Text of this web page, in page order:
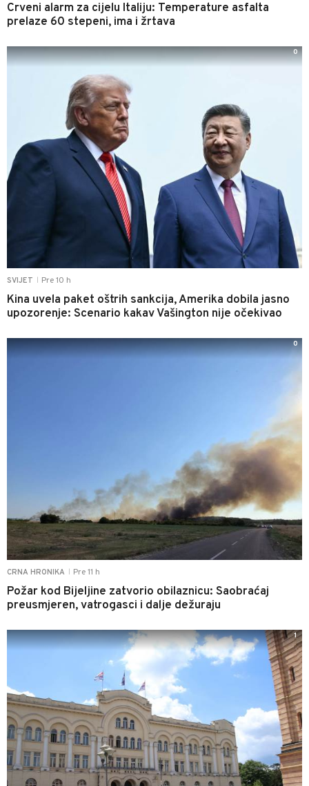
Crveni alarm za cijelu Italiju: Temperature asfalta
prelaze 60 stepeni, ima i žrtava
SVIJET Pre 10 h
Kina uvela paket oštrih sankcija, Amerika dobila jasno
upozorenje: Scenario kakav Vašington nije očekivao
0
CRNA HRONIKA Pre 11 h
Požar kod Bijeljine zatvorio obilaznicu: Saobraćaj
preusmjeren, vatrogasci i dalje dežuraju
0
1